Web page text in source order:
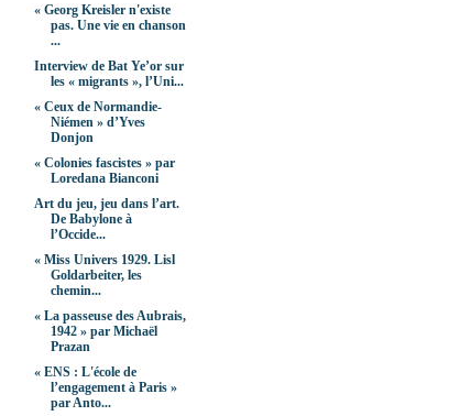
« Georg Kreisler n'existe
pas. Une vie en chanson
...
Interview de Bat Ye’or sur
les « migrants », l’Uni...
« Ceux de Normandie-
Niémen » d’Yves
Donjon
« Colonies fascistes » par
Loredana Bianconi
Art du jeu, jeu dans l’art.
De Babylone à
l’Occide...
« Miss Univers 1929. Lisl
Goldarbeiter, les
chemin...
« La passeuse des Aubrais,
1942 » par Michaël
Prazan
« ENS : L'école de
l’engagement à Paris »
par Anto...